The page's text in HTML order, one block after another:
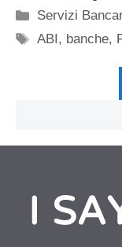
Categorie
Servizi
Tag
ABI , banche,